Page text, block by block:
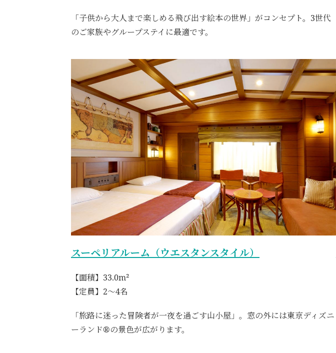
「子供から大人まで楽しめる飛び出す絵本の世界」がコンセプト。3世代
のご家族やグループステイに最適です。
スーペリアルーム（ウエスタンスタイル）
【面積】33.0m²
【定員】2～4名
「旅路に迷った冒険者が一夜を過ごす山小屋」。窓の外には東京ディズニ
ーランド®の景色が広がります。